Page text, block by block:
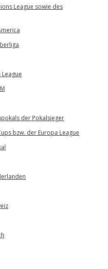
League sowie des
der Pokalsieger
bzw. der Europa League